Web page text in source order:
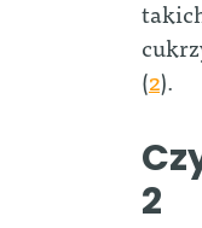
(2).
2